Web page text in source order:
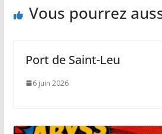
Vous pourrez
Port de Saint-Leu
6 juin 2026